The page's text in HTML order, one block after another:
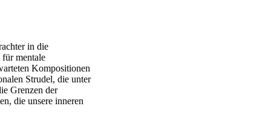
in die
für mentale
Kompositionen
Strudel, die unter
Grenzen der
die unsere inneren